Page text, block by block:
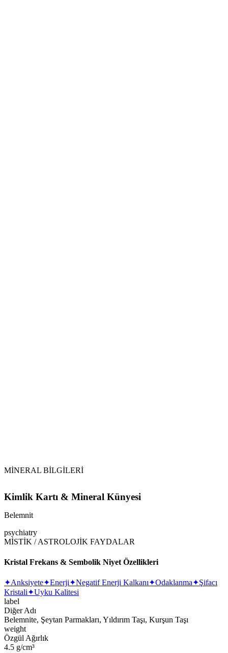
MİNERAL BİLGİLERİ
Kimlik Kartı & Mineral Künyesi
Belemnit
psychiatry
MİSTİK / ASTROLOJİK FAYDALAR
Kristal Frekans & Sembolik Niyet Özellikleri
✦Anksiyete✦Enerji✦Negatif Enerji Kalkanı✦Odaklanma✦Şifacı
Kristali✦Uyku Kalitesi
label
Diğer Adı
Belemnite, Şeytan Parmakları, Yıldırım Taşı, Kurşun Taşı
weight
Özgül Ağırlık
4.5 g/cm³